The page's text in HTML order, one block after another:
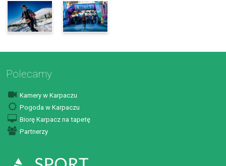
Polecamy
Kamery w Karpaczu
Pogoda w Karpaczu
Biorę Karpacz na tapetę
Partnerzy